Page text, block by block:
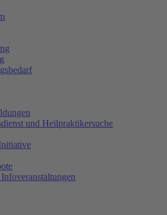
und Heilpraktikersuche